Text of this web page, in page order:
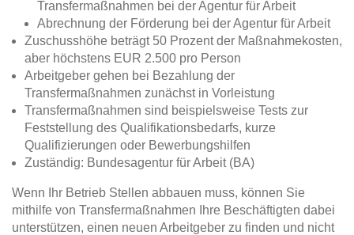
Transfermaßnahmen bei der Agentur für Arbeit
Abrechnung der Förderung bei der Agentur für Arbeit
Zuschusshöhe beträgt 50 Prozent der Maßnahmekosten,
aber höchstens EUR 2.500 pro Person
Arbeitgeber gehen bei Bezahlung der
Transfermaßnahmen zunächst in Vorleistung
Transfermaßnahmen sind beispielsweise Tests zur
Feststellung des Qualifikationsbedarfs, kurze
Qualifizierungen oder Bewerbungshilfen
Zuständig: Bundesagentur für Arbeit (BA)
Wenn Ihr Betrieb Stellen abbauen muss, können Sie
mithilfe von Transfermaßnahmen Ihre Beschäftigten dabei
unterstützen, einen neuen Arbeitgeber zu finden und nicht